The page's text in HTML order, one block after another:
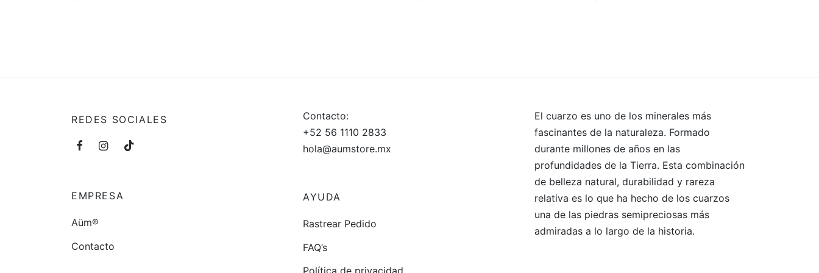
REDES SOCIALES
EMPRESA
Aüm®
Contacto
Contacto:
+52 56 1110 2833
hola@aumstore.mx
AYUDA
Rastrear Pedido
FAQ’s
Política de privacidad
El cuarzo es uno de los minerales más
fascinantes de la naturaleza. Formado
durante millones de años en las
profundidades de la Tierra. Esta combinación
de belleza natural, durabilidad y rareza
relativa es lo que ha hecho de los cuarzos
una de las piedras semipreciosas más
admiradas a lo largo de la historia.